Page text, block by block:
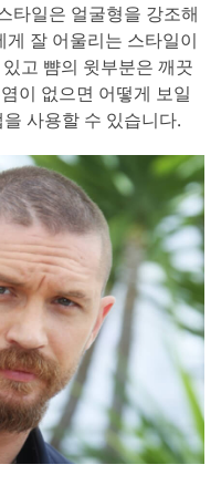
타일은 얼굴형을 강조해
잘 어울리는 스타일이
고 뺨의 윗부분은 깨끗
이 없으면 어떻게 보일
사용할 수 있습니다.